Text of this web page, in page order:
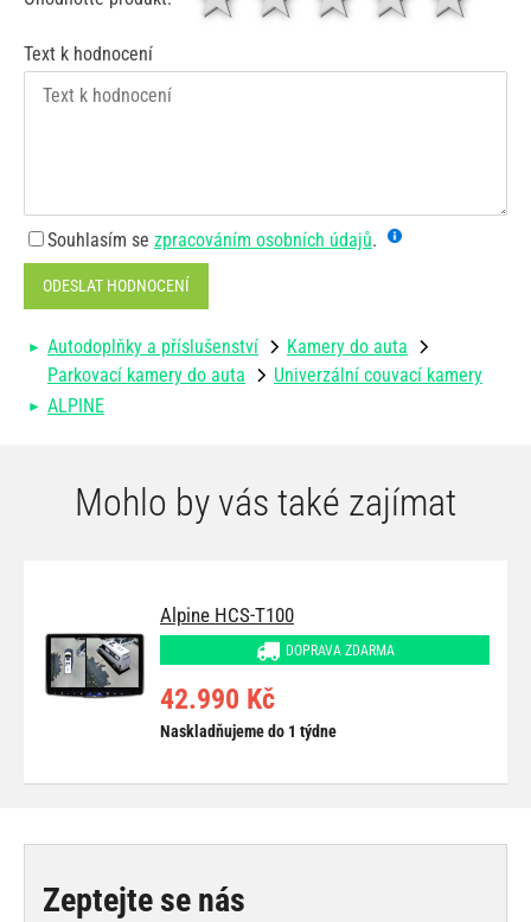
Text k hodnocení
Souhlasím se zpracováním osobních údajů.
ODESLAT HODNOCENÍ
Autodoplňky a příslušenství
Kamery do auta
Parkovací kamery do auta
Univerzální couvací kamery
ALPINE
Mohlo by vás také zajímat
Alpine HCS-T100
DOPRAVA ZDARMA
42.990 Kč
Naskladňujeme do 1 týdne
Zeptejte se nás